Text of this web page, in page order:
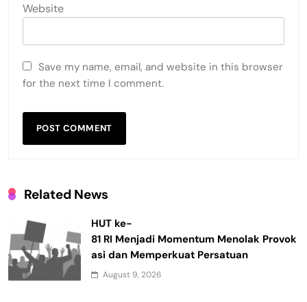
Website
Save my name, email, and website in this browser
for the next time I comment.
Related News
HUT ke-
81 RI Menjadi Momentum Menolak Provok
asi dan Memperkuat Persatuan
August 9, 2026